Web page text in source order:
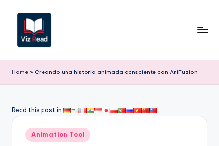
contenido
iz
R
a
Home » Creando una historia animada consciente con AniFuzion
Read this post in:
Publicado
en
Animation Tool